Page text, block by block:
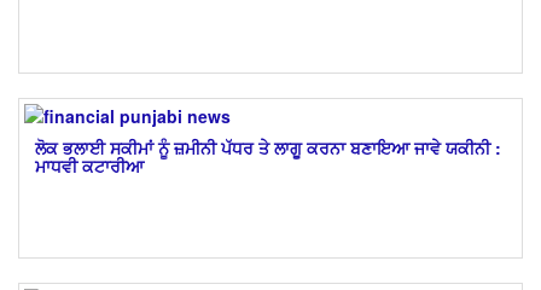
ਲੋਕ ਭਲਾਈ ਸਕੀਮਾਂ ਨੂੰ ਜ਼ਮੀਨੀ ਪੱਧਰ ਤੇ ਲਾਗੂ ਕਰਨਾ ਬਣਾਇਆ ਜਾਵੇ ਯਕੀਨੀ :
ਮਾਧਵੀ ਕਟਾਰੀਆ